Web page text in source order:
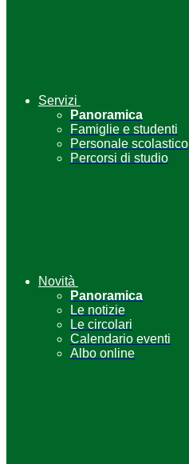
Servizi
Panoramica
Famiglie e studenti
Personale scolastico
Percorsi di studio
Novità
Panoramica
Le notizie
Le circolari
Calendario eventi
Albo online